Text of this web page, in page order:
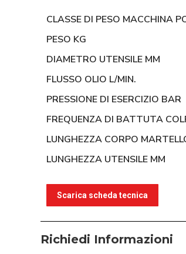
CLASSE DI PESO MACCHINA
PESO KG
DIAMETRO UTENSILE MM
FLUSSO OLIO L/MIN.
PRESSIONE DI ESERCIZIO BAR
FREQUENZA DI BATTUTA
LUNGHEZZA CORPO
LUNGHEZZA UTENSILE MM
Scarica scheda tecnica
Richiedi Informazioni